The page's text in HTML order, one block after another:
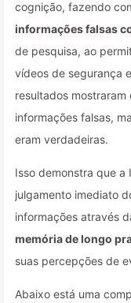
cognição, fazendo
informações falsas
de pesquisa, ao
vídeos de segurança
resultados
informações falsas,
eram verdadeiras.
Isso demonstra que a
julgamento imediato
informações através
memória de longo
suas percepções de
Abaixo está uma